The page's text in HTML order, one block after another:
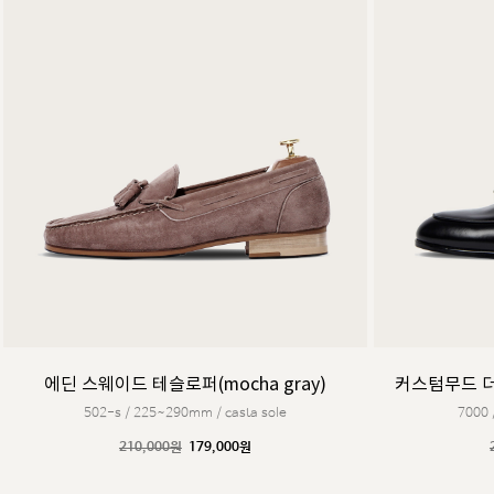
에딘 스웨이드 테슬로퍼(mocha gray)
502-s / 225~290mm / casta sole
210,000원 179,000원
커스텀무드
7000